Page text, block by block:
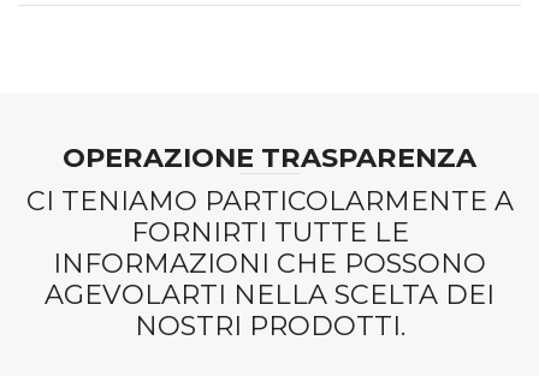
OPERAZIONE TRASPARENZA
CI TENIAMO PARTICOLARMENTE A
FORNIRTI TUTTE LE
INFORMAZIONI CHE POSSONO
AGEVOLARTI NELLA SCELTA DEI
NOSTRI PRODOTTI.